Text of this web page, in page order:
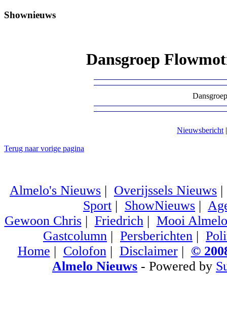
Shownieuws
Dansgroep
Nieuwsbericht
Terug naar vorige pagina
Almelo's Nieuws | Overijssels Nieuws
Sport | ShowNieuws |
Gewoon Chris| Friedrich| Mooi Almelo
Gastcolumn | Persberichten |
Home | Colofon| Disclaimer| ©
Almelo Nieuws - Powered by